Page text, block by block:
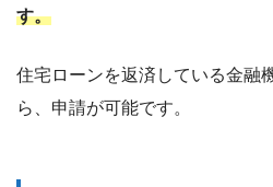
す。
住宅ローンを返済している金融
ら、申請が可能です。